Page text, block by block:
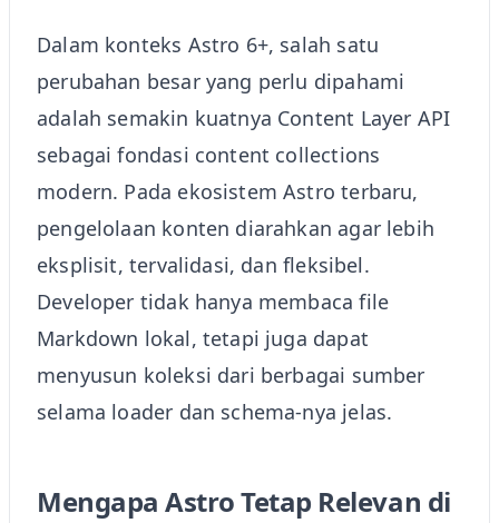
Dalam konteks Astro 6+, salah satu
perubahan besar yang perlu dipahami
adalah semakin kuatnya Content Layer API
sebagai fondasi content collections
modern. Pada ekosistem Astro terbaru,
pengelolaan konten diarahkan agar lebih
eksplisit, tervalidasi, dan fleksibel.
Developer tidak hanya membaca file
Markdown lokal, tetapi juga dapat
menyusun koleksi dari berbagai sumber
selama loader dan schema-nya jelas.
Mengapa Astro Tetap Relevan di